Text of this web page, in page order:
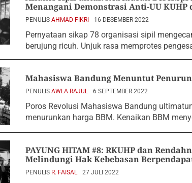
Menangani Demonstrasi Anti-UU KUHP
PENULIS AHMAD FIKRI 16 DESEMBER 2022
Pernyataan sikap 78 organisasi sipil
berujung ricuh. Unjuk rasa memprotes
Mahasiswa Bandung Menuntut
PENULIS AWLA RAJUL 6 SEPTEMBER 2022
Poros Revolusi Mahasiswa Bandung
menurunkan harga BBM. Kenaikan BBM
PAYUNG HITAM #8: RKUHP dan
Melindungi Hak Kebebasan
PENULIS R. FAISAL 27 JULI 2022